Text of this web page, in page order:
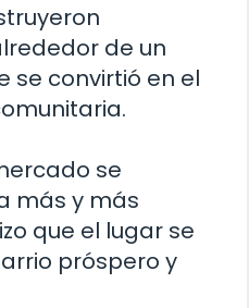
de un
se convirtió en el
se
más y más
que el lugar se
próspero y